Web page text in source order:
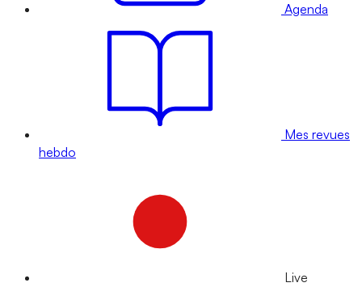
Agenda
Mes revues
hebdo
Live